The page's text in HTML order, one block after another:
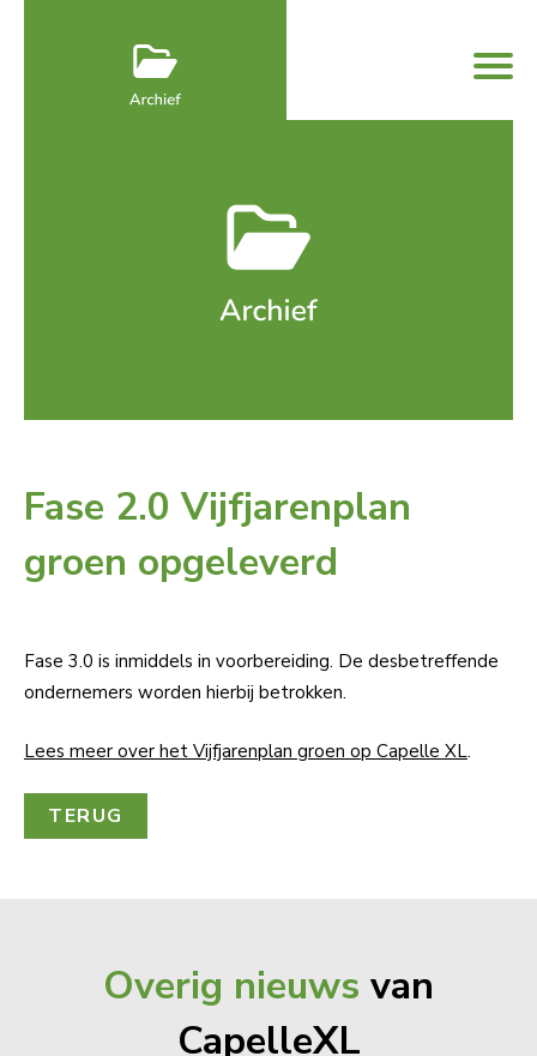
Fase 2.0 Vijfjarenplan
groen opgeleverd
Fase 3.0 is inmiddels in voorbereiding. De desbetreffende
ondernemers worden hierbij betrokken.
Lees meer over het Vijfjarenplan groen op Capelle XL.
TERUG
Overig nieuws van
CapelleXL